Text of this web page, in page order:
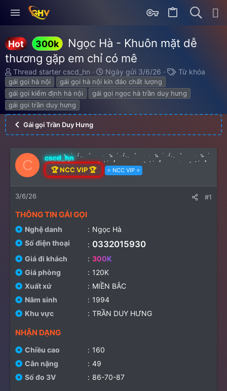
Hot 300k
Ngọc Hà - Khuôn mặt dễ
thương gặp em chỉ có mê
Thread starter cscd_hn Ngày gửi 3/6/26 Từ khóa
gái gọi hà nội
gái gọi hà nội kín đáo chất lượng
gái gọi kiểm định hà nội
gái gọi ngọc hà trần duy hưng
gái gọi trần duy hưng
Gái gọi Trần Duy Hưng
C cscd_hn
🏆 NCC VIP 🏆 ⭐️ NCC VIP ⭐️
3/6/26 #1
Nghệ danh
Ngọc Hà
Số điện thoại
0332015930
Giá đi khách
300K
Giá phòng
120K
Xuất xứ
MIỀN BẮC
Năm sinh
1994
Khu vực
TRẦN DUY HƯNG
Chiều cao
160
Cân nặng
49
Số đo 3V
86-70-87